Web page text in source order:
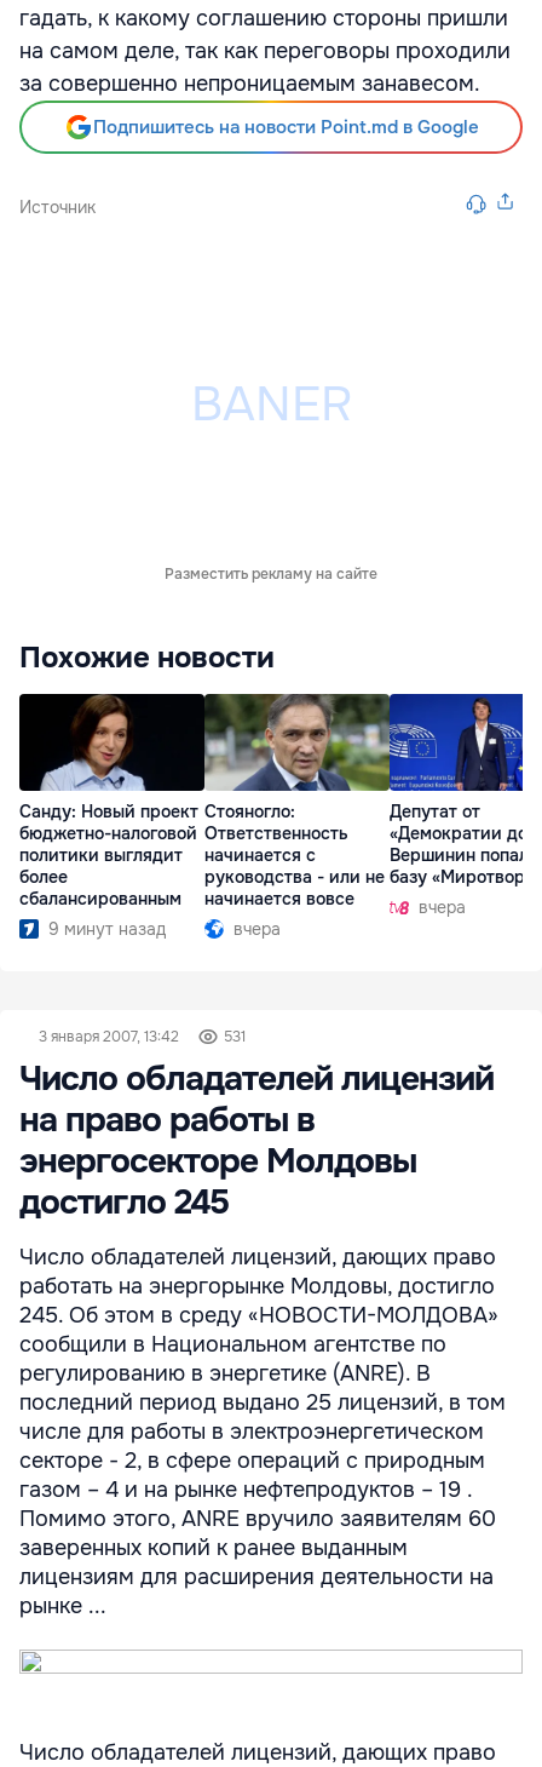
гадать, к какому соглашению стороны пришли
на самом деле, так как переговоры проходили
за совершенно непроницаемым занавесом.
Подпишитесь на новости Point.md в Google
Источник
Разместить рекламу на сайте
Похожие новости
Санду: Новый проект
бюджетно-налоговой
политики выглядит
более
сбалансированным
9 минут назад
Стояногло:
Ответственность
начинается с
руководства - или не
начинается вовсе
вчера
Депутат от
«Демократии
Вершинин попал в
базу
вчера
3 января 2007, 13:42 531
Число обладателей лицензий
на право работы в
энергосекторе Молдовы
достигло 245
Число обладателей лицензий, дающих право
работать на энергорынке Молдовы, достигло
245. Об этом в среду «НОВОСТИ-МОЛДОВА»
сообщили в Национальном агентстве по
регулированию в энергетике (ANRE). В
последний период выдано 25 лицензий, в том
числе для работы в электроэнергетическом
секторе - 2, в сфере операций с природным
газом – 4 и на рынке нефтепродуктов – 19 .
Помимо этого, ANRE вручило заявителям 60
заверенных копий к ранее выданным
лицензиям для расширения деятельности на
рынке ...
Число обладателей лицензий, дающих право